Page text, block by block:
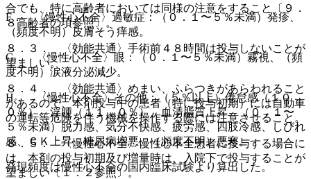
合でも、特に高齢者においては同様の注意をすること〔９．
８高齢者の項参照〕。
８．３． 〈効能共通〉手術前４８時間は投与しないことが
望ましい。
８．４． 〈効能共通〉めまい、ふらつきがあらわれること
があるので、本剤投与中の患者（特に投与初期）には自動車
の運転等危険を伴う機械を操作する際には注意させること。
８．５． 〈慢性心不全〉慢性心不全患者に投与する場合に
は、本剤の投与初期及び増量時は、入院下で投与することが
望ましい〔１．２参照〕。
F． 〈慢性心不全〉過敏症：（０．１〜５％未満）発疹、
（頻度不明）皮膚そう痒感。
G． 〈慢性心不全〉眼：（０．１〜５％未満）霧視、（頻
度不明）涙液分泌減少。
H． 〈慢性心不全〉その他：（５％以上）倦怠感（１０．
０％）、浮腫（１１．０％）、血清脂質上昇、（０．１〜
５％未満）脱力感、気分不快感、疲労感、四肢冷感、しびれ
感、ＣＫ上昇、糖尿病増悪、（頻度不明）悪寒。
発現頻度は慢性心不全の国内臨床試験より算出した。